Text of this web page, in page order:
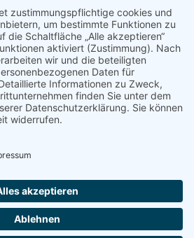
Stadt München